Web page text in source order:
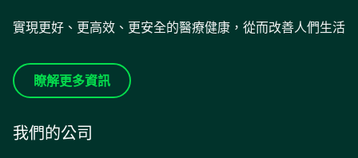
實現更好、更高效、更安全的醫療健康，從而改善人們生活
瞭解更多資訊
我們的公司